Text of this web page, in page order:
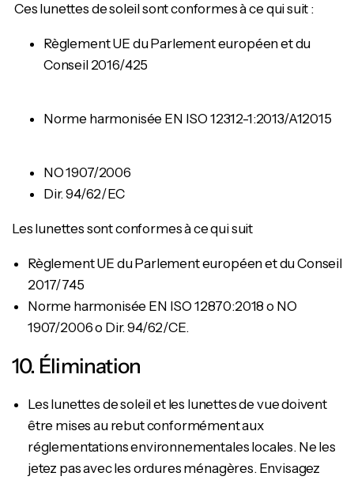
Ces lunettes de soleil sont conformes à ce qui suit :
Règlement UE du Parlement européen et du
Conseil 2016/425
Norme harmonisée EN ISO 12312-1:2013/A12015
NO 1907/2006
Dir. 94/62/EC
Les lunettes sont conformes à ce qui suit
Règlement UE du Parlement européen et du Conseil
2017/745
Norme harmonisée EN ISO 12870:2018 o NO
1907/2006 o Dir. 94/62/CE.
10. Élimination
Les lunettes de soleil et les lunettes de vue doivent
être mises au rebut conformément aux
réglementations environnementales locales. Ne les
jetez pas avec les ordures ménagères. Envisagez